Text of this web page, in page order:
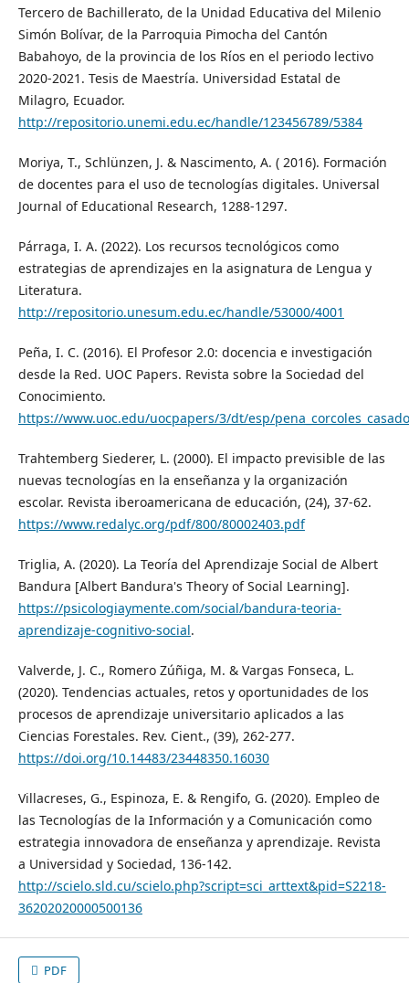
Tercero de Bachillerato, de la Unidad Educativa del Milenio
Simón Bolívar, de la Parroquia Pimocha del Cantón
Babahoyo, de la provincia de los Ríos en el periodo lectivo
2020-2021. Tesis de Maestría. Universidad Estatal de
Milagro, Ecuador.
http://repositorio.unemi.edu.ec/handle/123456789/5384
Moriya, T., Schlünzen, J. & Nascimento, A. ( 2016). Formación
de docentes para el uso de tecnologías digitales. Universal
Journal of Educational Research, 1288-1297.
Párraga, I. A. (2022). Los recursos tecnológicos como
estrategias de aprendizajes en la asignatura de Lengua y
Literatura.
http://repositorio.unesum.edu.ec/handle/53000/4001
Peña, I. C. (2016). El Profesor 2.0: docencia e investigación
desde la Red. UOC Papers. Revista sobre la Sociedad del
Conocimiento.
https://www.uoc.edu/uocpapers/3/dt/esp/
Trahtemberg Siederer, L. (2000). El impacto previsible de las
nuevas tecnologías en la enseñanza y la organización
escolar. Revista iberoamericana de educación, (24), 37-62.
https://www.redalyc.org/pdf/800/80002403.pdf
Triglia, A. (2020). La Teoría del Aprendizaje Social de Albert
Bandura [Albert Bandura's Theory of Social Learning].
https://psicologiaymente.com/social/bandura-teoria-
aprendizaje-cognitivo-social.
Valverde, J. C., Romero Zúñiga, M. & Vargas Fonseca, L.
(2020). Tendencias actuales, retos y oportunidades de los
procesos de aprendizaje universitario aplicados a las
Ciencias Forestales. Rev. Cient., (39), 262-277.
https://doi.org/10.14483/23448350.16030
Villacreses, G., Espinoza, E. & Rengifo, G. (2020). Empleo de
las Tecnologías de la Información y a Comunicación como
estrategia innovadora de enseñanza y aprendizaje. Revista
a Universidad y Sociedad, 136-142.
http://scielo.sld.cu/scielo.php?script=sci_arttext&pid=S2218-
36202020000500136
PDF